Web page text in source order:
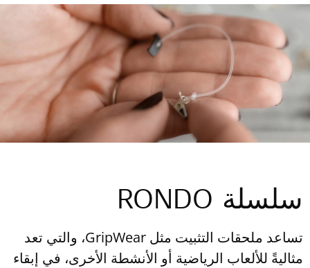
سلسلة RONDO
تساعد ملحقات التثبيت مثل GripWear، والتي تعد
مثاليةً للألعاب الرياضية أو الأنشطة الأخرى، في إبقاء